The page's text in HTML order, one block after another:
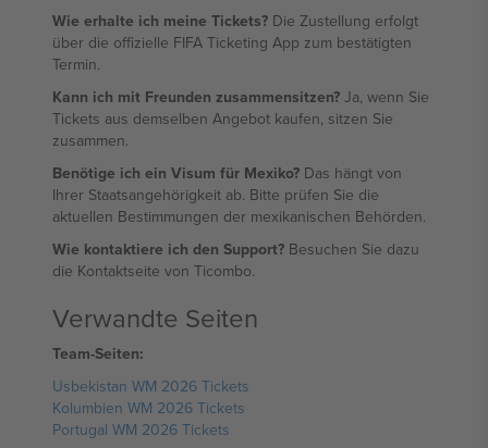
Wie erhalte ich meine Tickets? Die Zustellung erfolgt
über die offizielle FIFA Ticketing App zum bestätigten
Termin.
Kann ich mit Freunden zusammensitzen? Ja, wenn Sie
Tickets aus demselben Angebot kaufen, sitzen Sie
zusammen.
Benötige ich ein Visum für Mexiko? Das hängt von
Ihrer Staatsangehörigkeit ab. Bitte prüfen Sie die
aktuellen Bestimmungen der mexikanischen Behörden.
Wie kontaktiere ich den Support? Besuchen Sie dazu
die Kontaktseite von Ticombo.
Verwandte Seiten
Team-Seiten:
Usbekistan WM 2026 Tickets
Kolumbien WM 2026 Tickets
Portugal WM 2026 Tickets